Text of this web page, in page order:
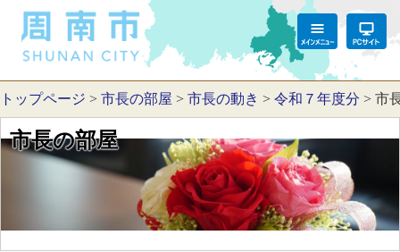
トップページ > 市長の部屋 > 市長の動き > 令和７年度分 > 市
市長の部屋